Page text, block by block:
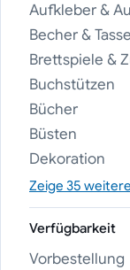
Aufkleber &
Becher &
Brettspiele &
Buchstützen
Bücher
Büsten
Dekoration
Zeige 35 weitere
Verfügbarkeit
Vorbestellung